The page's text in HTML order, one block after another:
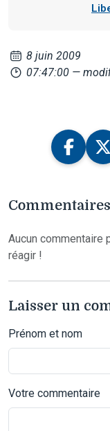
8 juin 2009
07:47:00 —
Aucun commentaire
réagir !
Laisser un
Prénom et nom
Votre commentaire